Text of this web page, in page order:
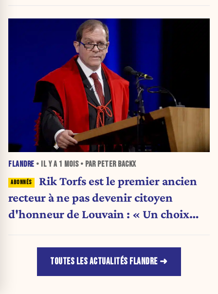
FLANDRE • IL Y A 1 MOIS• PAR PETER BACKX
Rik Torfs est le premier ancien
recteur à ne pas devenir citoyen
d'honneur de Louvain : « Un choix
TOUTES LES ACTUALITÉS FLANDRE